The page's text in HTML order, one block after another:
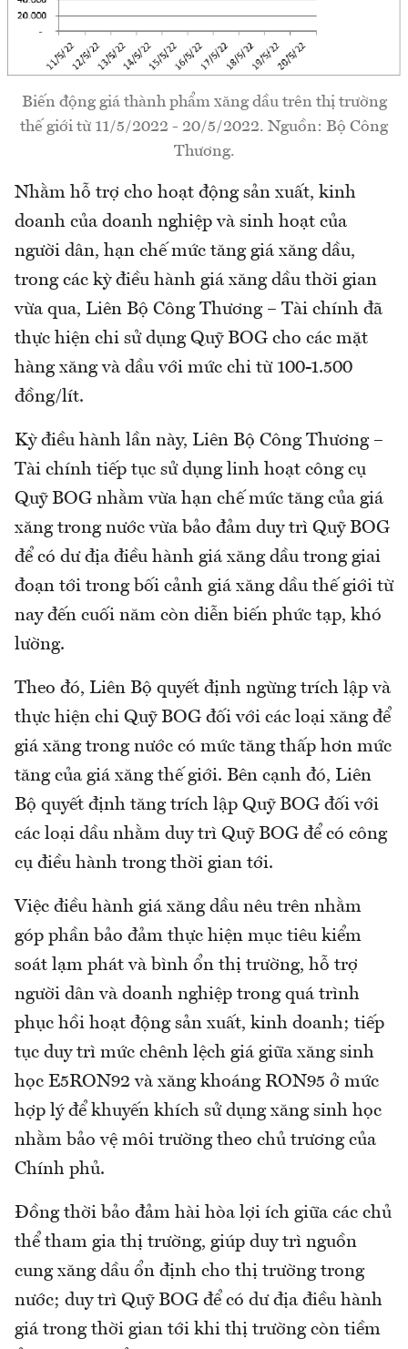
Biến động giá thành phẩm xăng dầu trên thị trường
thế giới từ 11/5/2022 - 20/5/2022. Nguồn: Bộ Công
Thương.
Nhằm hỗ trợ cho hoạt động sản xuất, kinh
doanh của doanh nghiệp và sinh hoạt của
người dân, hạn chế mức tăng giá xăng dầu,
trong các kỳ điều hành giá xăng dầu thời gian
vừa qua, Liên Bộ Công Thương – Tài chính đã
thực hiện chi sử dụng Quỹ BOG cho các mặt
hàng xăng và dầu với mức chi từ 100-1.500
đồng/lít.
Kỳ điều hành lần này, Liên Bộ Công Thương –
Tài chính tiếp tục sử dụng linh hoạt công cụ
Quỹ BOG nhằm vừa hạn chế mức tăng của giá
xăng trong nước vừa bảo đảm duy trì Quỹ BOG
để có dư địa điều hành giá xăng dầu trong giai
đoạn tới trong bối cảnh giá xăng dầu thế giới từ
nay đến cuối năm còn diễn biến phức tạp, khó
lường.
Theo đó, Liên Bộ quyết định ngừng trích lập và
thực hiện chi Quỹ BOG đối với các loại xăng để
giá xăng trong nước có mức tăng thấp hơn mức
tăng của giá xăng thế giới. Bên cạnh đó, Liên
Bộ quyết định tăng trích lập Quỹ BOG đối với
các loại dầu nhằm duy trì Quỹ BOG để có công
cụ điều hành trong thời gian tới.
Việc điều hành giá xăng dầu nêu trên nhằm
góp phần bảo đảm thực hiện mục tiêu kiểm
soát lạm phát và bình ổn thị trường, hỗ trợ
người dân và doanh nghiệp trong quá trình
phục hồi hoạt động sản xuất, kinh doanh; tiếp
tục duy trì mức chênh lệch giá giữa xăng sinh
học E5RON92 và xăng khoáng RON95 ở mức
hợp lý để khuyến khích sử dụng xăng sinh học
nhằm bảo vệ môi trường theo chủ trương của
Chính phủ.
Đồng thời bảo đảm hài hòa lợi ích giữa các chủ
thể tham gia thị trường, giúp duy trì nguồn
cung xăng dầu ổn định cho thị trường trong
nước; duy trì Quỹ BOG để có dư địa điều hành
giá trong thời gian tới khi thị trường còn tiềm